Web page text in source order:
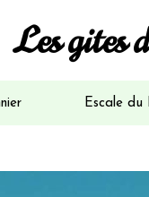
Les gites
Escale du